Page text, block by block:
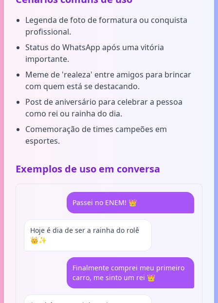
Legenda de foto de formatura ou conquista
profissional.
Status do WhatsApp após uma vitória
importante.
Meme de 'realeza' entre amigos para brincar
com quem está se destacando.
Post de aniversário para celebrar a pessoa
como rei ou rainha do dia.
Comemoração de times campeões em
esportes.
Exemplos de uso em conversa
Passei no ENEM! 👑
Hoje é dia de ser a rainha do rolê
👑✨
Finalmente comprei meu primeiro
carro, me sinto um rei 👑